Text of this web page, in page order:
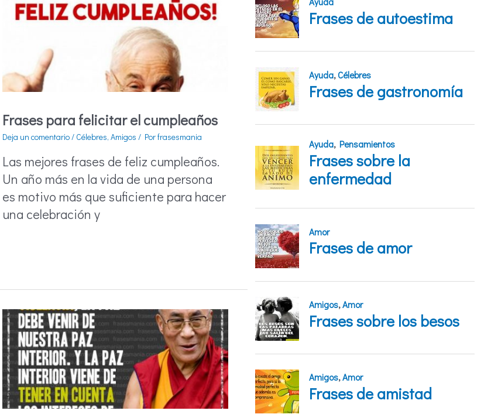
Frases para felicitar el cumpleaños
Deja un comentario/ Célebres,Amigos / Porfrasesmania
Las mejores frases de feliz cumpleaños.
Un año más en la vida de una persona
es motivo más que suficiente para hacer
una celebración y
el
cumpleaños